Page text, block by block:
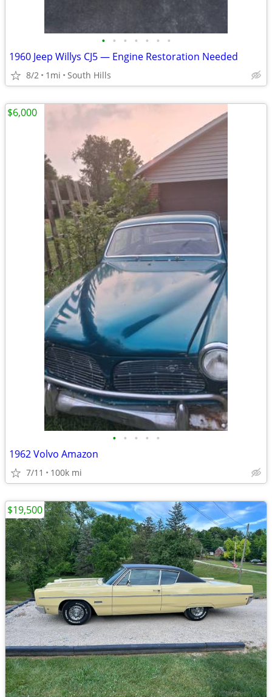
• • • • • • •
1960 Jeep Willys CJ5 — Engine Restoration Needed
8/2 1mi South Hills
• • • • •
1962 Volvo Amazon
7/11 100k mi
$6,000
$19,500